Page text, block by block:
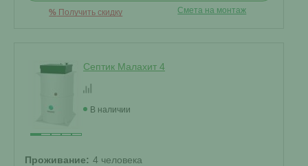
% Получить скидку Смета на монтаж
Септик Малахит 4
В наличии
Проживание: 4 человека